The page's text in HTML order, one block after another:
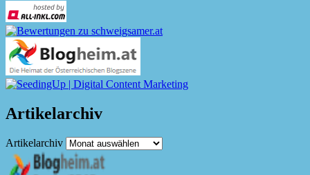
Artikelarchiv
Artikelarchiv